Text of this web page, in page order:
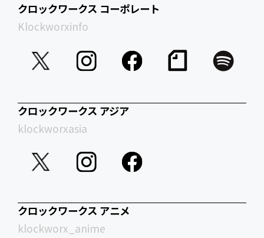
クロックワークス コーポレート
Klockworxinfo
クロックワークス アジア
klockworxasia
クロックワークス アニメ
klockworx_anime